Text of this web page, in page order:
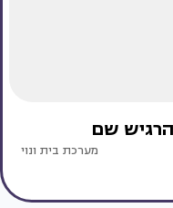
שם
מערכת בית ונוי